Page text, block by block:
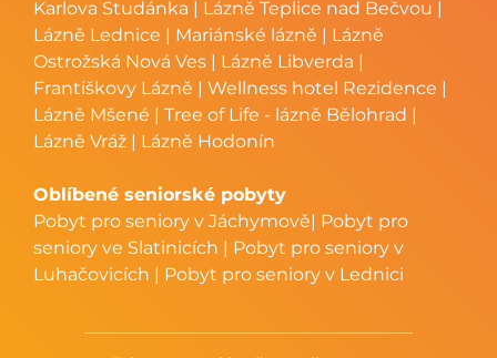
Karlova Studánka | Lázně Teplice nad Bečvou |
Lázně Lednice | Mariánské lázně | Lázně
Ostrožská Nová Ves | Lázně Libverda |
Františkovy Lázně | Wellness hotel Rezidence |
Lázně Mšené | Tree of Life - lázně Bělohrad |
Lázně Vráž | Lázně Hodonín
Oblíbené seniorské pobyty
Pobyt pro seniory v Jáchymově| Pobyt pro
seniory ve Slatinicích | Pobyt pro seniory v
Luhačovicích | Pobyt pro seniory v Lednici